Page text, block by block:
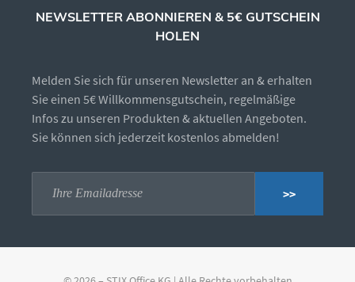
NEWSLETTER ABONNIEREN & 5€ GUTSCHEIN
HOLEN
Melden Sie sich für unseren Newsletter an & erhalten
Sie einen 5€ Willkommensgutschein, regelmäßige
Infos zu unseren Produkten & aktuellen Angeboten.
Sie können sich jederzeit kostenlos abmelden!
>>